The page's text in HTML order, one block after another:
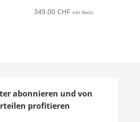
349.00 CHF inkl. MwSt.
abonnieren und von
profitieren